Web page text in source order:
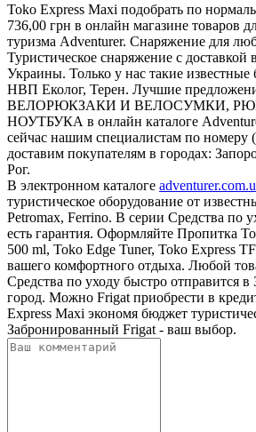
Toko Express Maxi подобрать по
736,00 грн в онлайн магазине товаров
туризма Adventurer. Снаряжение для
Туристическое снаряжение с доставкой
Украины. Только у нас такие известные
НВП Еколог, Терен. Лучшие
ВЕЛОРЮКЗАКИ И ВЕЛОСУМКИ,
НОУТБУКА в онлайн каталоге
сейчас нашим специалистам по номеру
доставим покупателям в городах:
Рог.
В электронном каталоге
туристическое оборудование от
Petromax, Ferrino. В серии Средства по
есть гарантия. Оформляйте Пропитка
500 ml, Toko Edge Tuner, Toko Express
вашего комфортного отдыха. Любой
Средства по уходу быстро отправится
город. Можно Frigat приобрести в
Express Maxi экономя бюджет
Забронированный Frigat - ваш выбор.